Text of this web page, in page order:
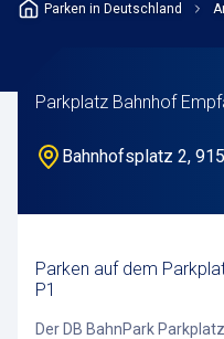
Parken in Deutschland
Parkplatz Bahnhof
Bahnhofsplatz 2,
Parken auf dem
P1
Der DB BahnPark